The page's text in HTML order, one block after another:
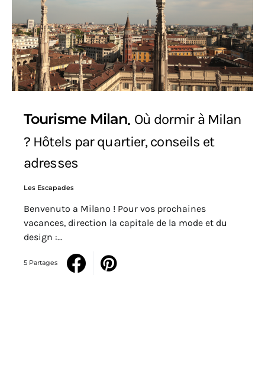
Tourisme Milan Où dormir à Milan
? Hôtels par quartier, conseils et
adresses
Les Escapades
Benvenuto a Milano ! Pour vos prochaines
vacances, direction la capitale de la mode et du
design :…
5 Partages